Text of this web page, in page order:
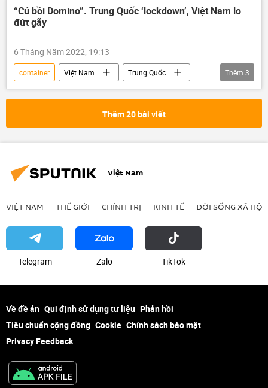
“Cú bồi Domino”. Trung Quốc ‘lockdown’, Việt Nam lo
đứt gãy
6 Tháng Năm 2022, 19:13
container Việt Nam
Trung Quốc
Ảnh hưởng về kinh tế-xã hội của đại dịch COVID-19
Thêm 3
Thêm 20 bài viết
Việt Nam
VIỆT NAM THẾ GIỚI CHÍNH TRỊ KINH TẾ ĐỜI SỐNG XÃ HỘI
Telegram Zalo ТikТоk
Về đề án Qui định sử dụng tư liệu Phản hồi
Tiêu chuẩn cộng đồng Cookie Chính sách bảo mật
Privacy Feedback